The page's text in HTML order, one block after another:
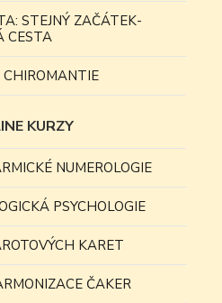
STEJNÝ ZAČÁTEK-
CESTA
KURZY
NUMEROLOGIE
PSYCHOLOGIE
KARET
ČAKER